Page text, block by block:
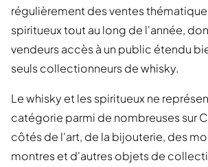
régulièrement des ventes
spiritueux tout au long de l'année,
vendeurs accès à un public étendu
seuls collectionneurs de whisky.
Le whisky et les spiritueux ne
catégorie parmi de nombreuses sur
côtés de l'art, de la bijouterie, des
montres et d'autres objets de